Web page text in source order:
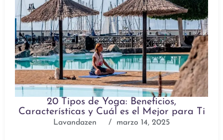
20 Tipos de Yoga: Beneficios,
Características y Cuál es el Mejor para Ti
Lavandazen / marzo 14, 2025